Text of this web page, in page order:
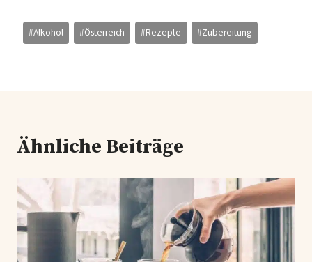
Schlagworte:
#Alkohol #Österreich #Rezepte #Zubereitung
Ähnliche Beiträge